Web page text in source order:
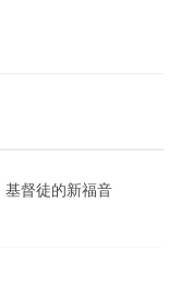
基督徒的新福音